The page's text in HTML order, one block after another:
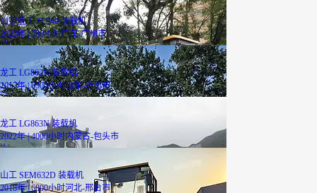
山宇重工 ZL940 装载机
2022年 | 500小时广东-广州市
1.9万
龙工 LG862N 装载机
2017年 | 6500小时山东-济南市
7.5 万
龙工 LG863N 装载机
2022年 | 4000小时内蒙古-包头市
14万
山工 SEM632D 装载机
2018年 | 6800小时河北-邢台市